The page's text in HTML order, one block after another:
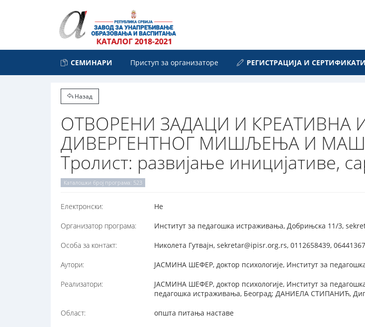
СЕМИНАРИ Приступ за организаторе РЕГИСТРАЦИЈА И СЕРТИФИКАТИ
Назад
ОТВОРЕНИ ЗАДАЦИ И КРЕАТИВНА
ДИВЕРГЕНТНОГ МИШЉЕЊА И
Tролист: развијање иницијативе,
Каталошки број програма: 523
Електронски: Не
Организатор програма: Институт за педагошка истраживања, Добрињска 11/3,
Особа за контакт: Николета Гутвајн, sekretar@ipisr.org.rs, 0112658439,
Аутори: ЈАСМИНА ШЕФЕР, доктор психологије, Институт за
Реализатори:
ЈАСМИНА ШЕФЕР, доктор психологије, Институт за
педагошка истраживања, Београд; ДАНИЕЛА СТИПАНИЋ,
Област: општа питања наставе